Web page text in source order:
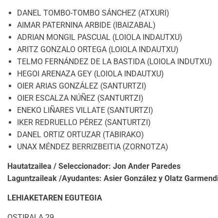
DANEL TOMBO-TOMBO SÁNCHEZ (ATXURI)
AIMAR PATERNINA ARBIDE (IBAIZABAL)
ADRIAN MONGIL PASCUAL (LOIOLA INDAUTXU)
ARITZ GONZALO ORTEGA (LOIOLA INDAUTXU)
TELMO FERNÁNDEZ DE LA BASTIDA (LOIOLA INDUTXU)
HEGOI ARENAZA GEY (LOIOLA INDAUTXU)
OIER ARIAS GONZÁLEZ (SANTURTZI)
OIER ESCALZA NÚÑEZ (SANTURTZI)
ENEKO LIÑARES VILLATE (SANTURTZI)
IKER REDRUELLO PÉREZ (SANTURTZI)
DANEL ORTIZ ORTUZAR (TABIRAKO)
UNAX MÉNDEZ BERRIZBEITIA (ZORNOTZA)
Hautatzailea / Seleccionador: Jon Ander Paredes
Laguntzaileak /Ayudantes: Asier González y Olatz
LEHIAKETAREN EGUTEGIA